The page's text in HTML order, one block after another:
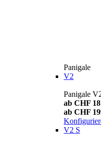
Panigale
V2
Panigale
ab CHF
ab CHF
V2 S